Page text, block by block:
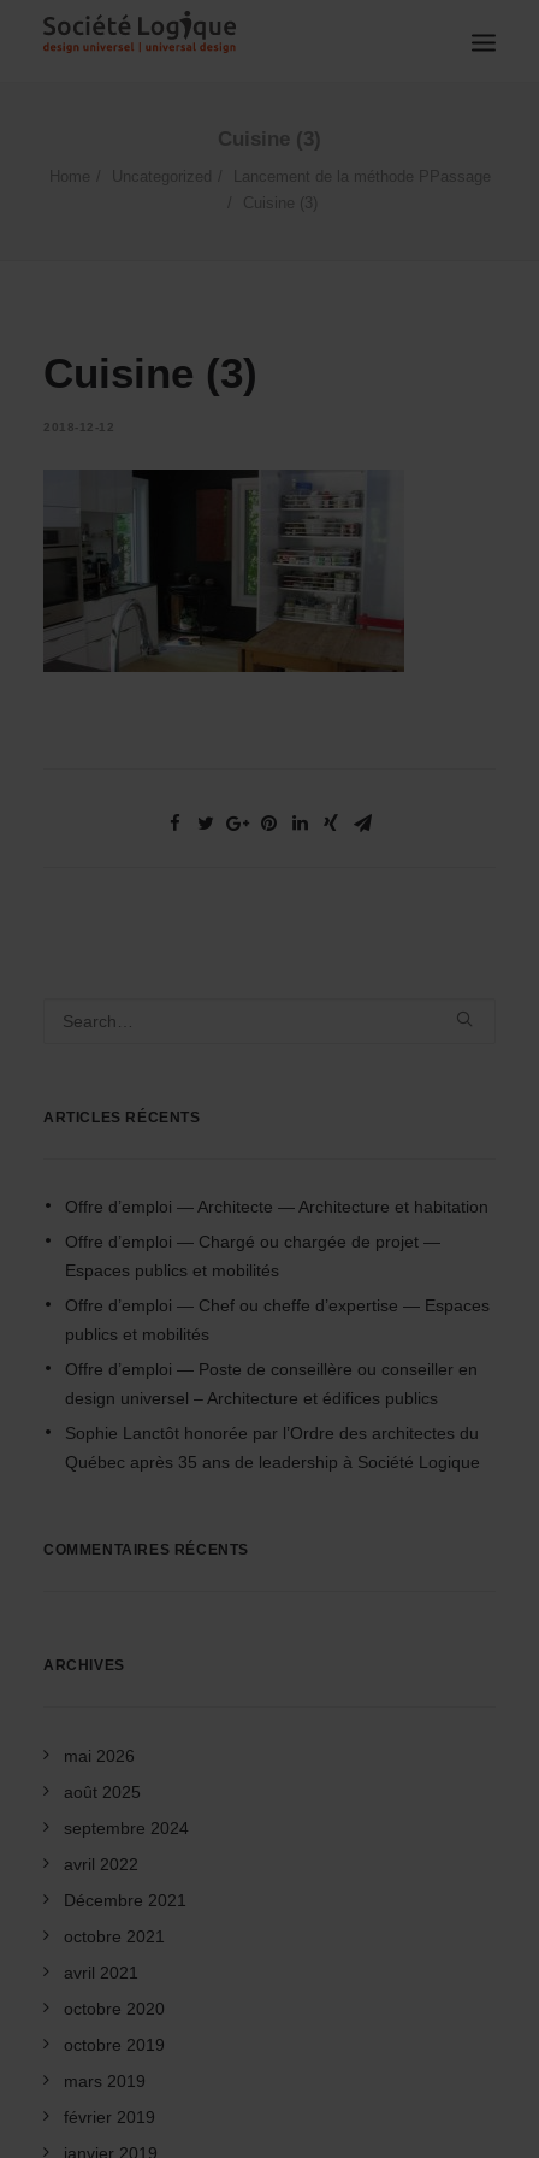
Cuisine (3)
Home Uncategorized
Lancement de la méthode PPassage
Cuisine (3)
Cuisine (3)
2018-12-12
ARTICLES RÉCENTS
Offre d’emploi — Architecte — Architecture et habitation
Offre d’emploi — Chargé ou chargée de projet —
Espaces publics et mobilités
Offre d’emploi — Chef ou cheffe d’expertise — Espaces
publics et mobilités
Offre d’emploi — Poste de conseillère ou conseiller en
design universel – Architecture et édifices publics
Sophie Lanctôt honorée par l’Ordre des architectes du
Québec après 35 ans de leadership à Société Logique
COMMENTAIRES RÉCENTS
ARCHIVES
mai 2026
août 2025
septembre 2024
avril 2022
Décembre 2021
octobre 2021
avril 2021
octobre 2020
octobre 2019
mars 2019
février 2019
janvier 2019